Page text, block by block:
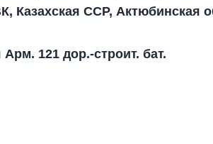
Казахская ССР, Актюбинская
Арм. 121 дор.-строит. бат.